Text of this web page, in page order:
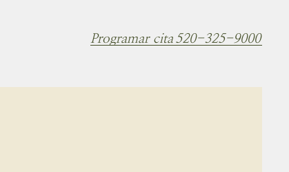
Programar cita520-325-9000